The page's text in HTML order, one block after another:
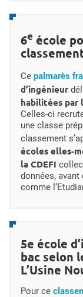
6e école
Ce palmarès
d’ingénieur
habilitées par
Celles-ci
une classe
classement
écoles elles-
la CDEFI
données,
comme
5e école
bac selon
L’Usine
Pour ce